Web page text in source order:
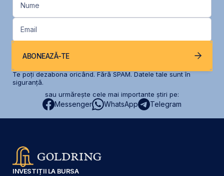
Nume
Email
ABONEAZĂ-TE
Te poți dezabona oricând. Fără SPAM. Datele tale sunt în
siguranță.
sau urmărește cele mai importante știri pe:
Messenger WhatsApp Telegram
INVESTIȚII LA BURSA